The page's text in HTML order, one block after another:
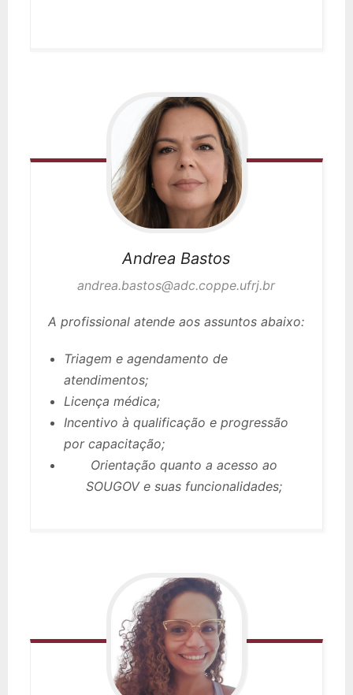
Andrea Bastos
andrea.bastos@adc.coppe.ufrj.br
A profissional atende aos assuntos abaixo:
Triagem e agendamento de
atendimentos;
Licença médica;
Incentivo à qualificação e progressão
por capacitação;
Orientação quanto a acesso ao
SOUGOV e suas funcionalidades;